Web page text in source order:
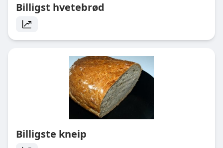
Billigst hvetebrød
Billigste kneip